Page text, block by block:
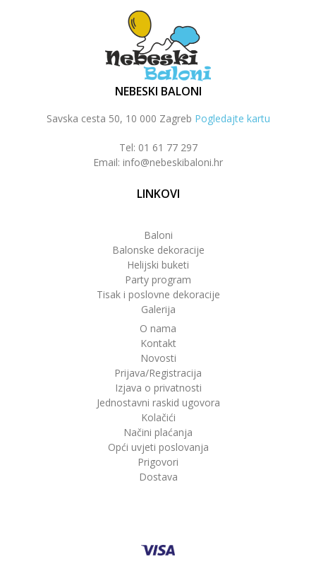
NEBESKI BALONI
Savska cesta 50, 10 000 Zagreb Pogledajte kartu
Tel: 01 61 77 297
Email: info@nebeskibaloni.hr
LINKOVI
Baloni
Balonske dekoracije
Helijski buketi
Party program
Tisak i poslovne dekoracije
Galerija
O nama
Kontakt
Novosti
Prijava/Registracija
Izjava o privatnosti
Jednostavni raskid ugovora
Kolačići
Načini plaćanja
Opći uvjeti poslovanja
Prigovori
Dostava